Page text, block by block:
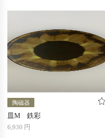
陶磁器
皿M 鉄彩
6,930 円